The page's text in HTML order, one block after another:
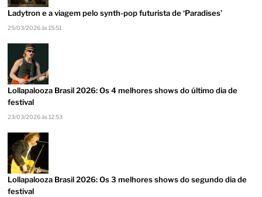
Ladytron e a viagem pelo synth-pop futurista de ‘Paradises’
25/03/2026 às 15:51
Lollapalooza Brasil 2026: Os 4 melhores shows do último dia de
festival
23/03/2026 às 12:53
Lollapalooza Brasil 2026: Os 3 melhores shows do segundo dia de
festival